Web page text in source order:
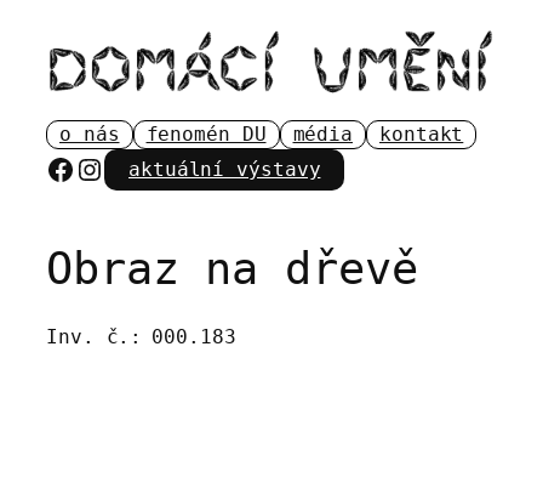
obsah
o nás fenomén DU média kontakt
Facebook
Instagram
aktuální výstavy
Obraz na dřevě
Inv. č.: 000.183